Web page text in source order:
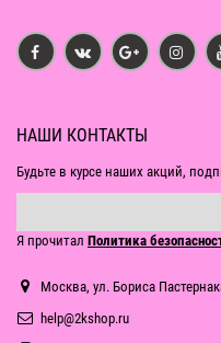
НАШИ КОНТАКТЫ
Будьте в курсе наших акций,
Я прочитал Политика
Москва, ул. Бориса
help@2kshop.ru